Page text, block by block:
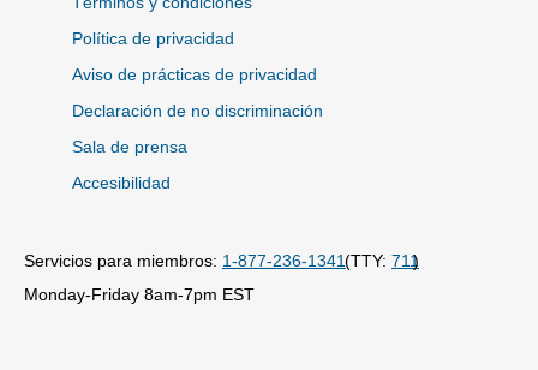
Política de privacidad
Aviso de prácticas de privacidad
Declaración de no discriminación
Sala de prensa
Accesibilidad
Servicios para miembros: 1-877-236-1341(TTY: 711)
Monday-Friday 8am-7pm EST